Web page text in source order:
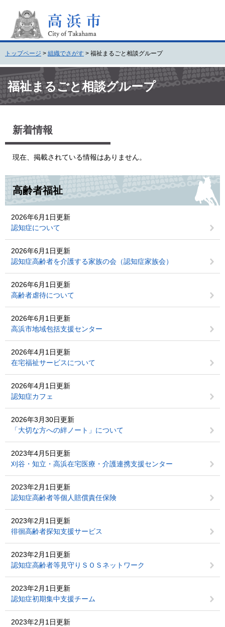
頭
で
す
。
飛
ば
し
て
本
トップページ > 組織でさがす > 福祉まるごと相談グループ
文福祉まるごと相談グループ
新着情報
現在、掲載されている情報はありません。
高齢者福祉
2026年6月1日更新
認知症について
2026年6月1日更新
認知症高齢者を介護する家族の会（認知症家族会）
2026年6月1日更新
高齢者虐待について
2026年6月1日更新
高浜市地域包括支援センター
2026年4月1日更新
在宅福祉サービスについて
2026年4月1日更新
認知症カフェ
2026年3月30日更新
「大切な方への絆ノート」について
2023年4月5日更新
刈谷・知立・高浜在宅医療・介護連携支援センター
2023年2月1日更新
認知症高齢者等個人賠償責任保険
2023年2月1日更新
徘徊高齢者探知支援サービス
2023年2月1日更新
認知症高齢者等見守りＳＯＳネットワーク
2023年2月1日更新
認知症初期集中支援チーム
2023年2月1日更新